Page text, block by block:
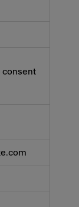
consent